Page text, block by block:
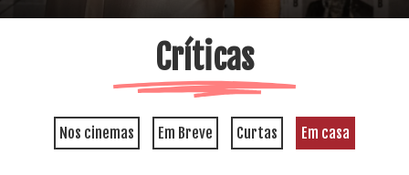
Críticas
Nos cinemas Em Breve Curtas Em casa